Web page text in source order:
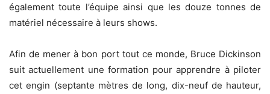
également toute l’équipe ainsi que les douze tonnes de
matériel nécessaire à leurs shows.
Afin de mener à bon port tout ce monde, Bruce Dickinson
suit actuellement une formation pour apprendre à piloter
cet engin (septante mètres de long, dix-neuf de hauteur,